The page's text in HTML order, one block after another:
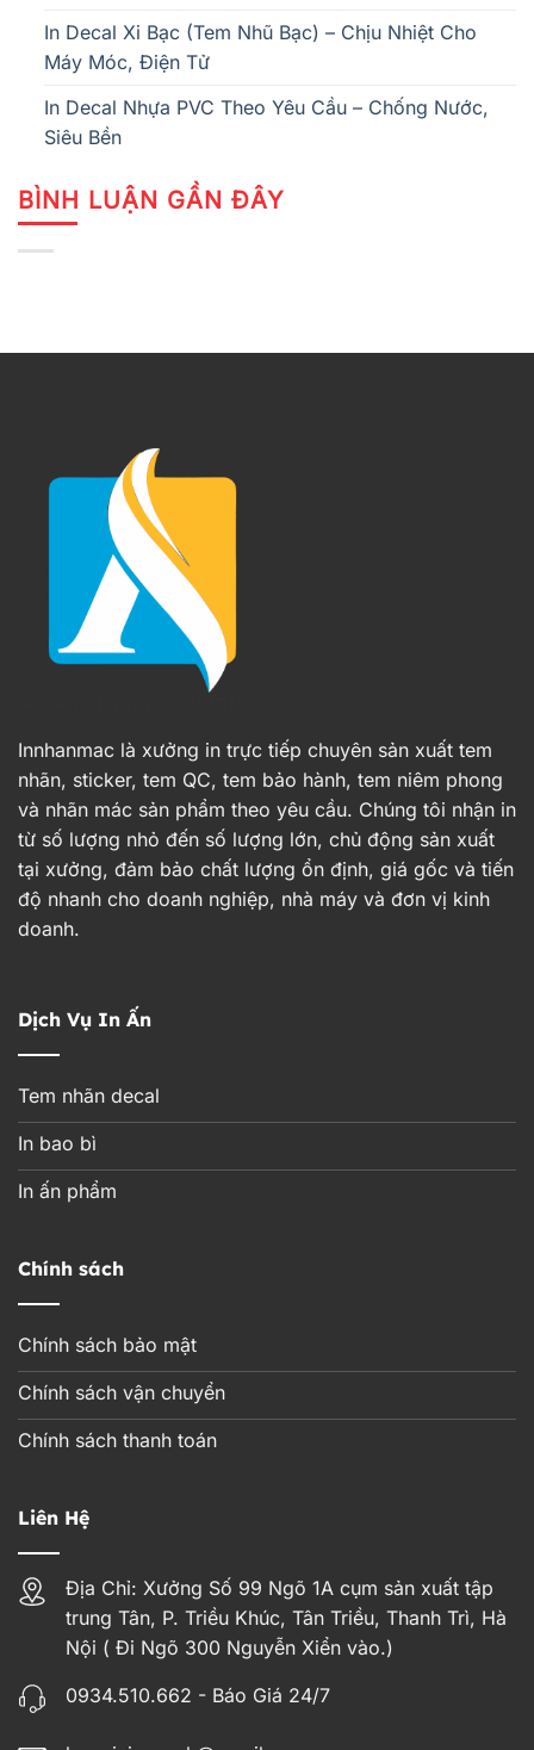
In Decal Xi Bạc (Tem Nhũ Bạc) – Chịu Nhiệt Cho
Máy Móc, Điện Tử
In Decal Nhựa PVC Theo Yêu Cầu – Chống Nước,
Siêu Bền
BÌNH LUẬN GẦN ĐÂY
Innhanmac là xưởng in trực tiếp chuyên sản xuất tem
nhãn, sticker, tem QC, tem bảo hành, tem niêm phong
và nhãn mác sản phẩm theo yêu cầu. Chúng tôi nhận in
từ số lượng nhỏ đến số lượng lớn, chủ động sản xuất
tại xưởng, đảm bảo chất lượng ổn định, giá gốc và tiến
độ nhanh cho doanh nghiệp, nhà máy và đơn vị kinh
doanh.
Dịch Vụ In Ấn
Tem nhãn decal
In bao bì
In ấn phẩm
Chính sách
Chính sách bảo mật
Chính sách vận chuyển
Chính sách thanh toán
Liên Hệ
Địa Chỉ: Xưởng Số 99 Ngõ 1A cụm sản xuất tập
trung Tân, P. Triều Khúc, Tân Triều, Thanh Trì, Hà
Nội ( Đi Ngõ 300 Nguyễn Xiển vào.)
0934.510.662 - Báo Giá 24/7